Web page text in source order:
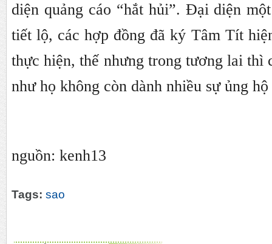
diện quảng cáo “hắt hủi”. Đại diện
tiết lộ, các hợp đồng đã ký Tâm Tít
thực hiện, thế nhưng trong tương lai thì
như họ không còn dành nhiều sự ủng
nguồn: kenh13
Tags: sao